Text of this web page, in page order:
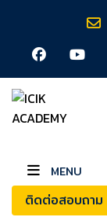
MENU
ติดต่อสอบถาม